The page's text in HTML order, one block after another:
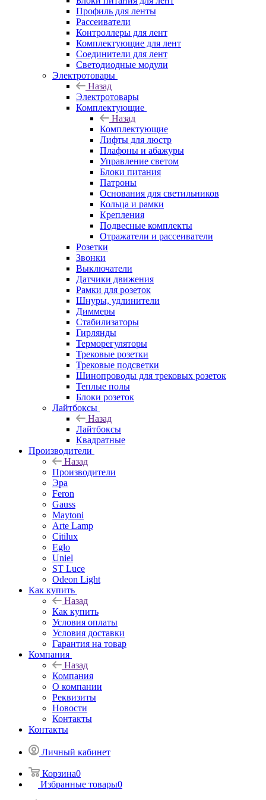
Профиль для ленты
Рассеиватели
Контроллеры для лент
Комплектующие для лент
Соединители для лент
Светодиодные модули
Электротовары
Назад
Электротовары
Комплектующие
Назад
Комплектующие
Лифты для люстр
Плафоны и абажуры
Управление светом
Блоки питания
Патроны
Основания для светильников
Кольца и рамки
Крепления
Подвесные комплекты
Отражатели и рассеиватели
Розетки
Звонки
Выключатели
Датчики движения
Рамки для розеток
Шнуры, удлинители
Диммеры
Стабилизаторы
Гирлянды
Терморегуляторы
Трековые розетки
Трековые подсветки
Шинопроводы для трековых розеток
Теплые полы
Блоки розеток
Лайтбоксы
Назад
Лайтбоксы
Квадратные
Производители
Назад
Производители
Эра
Feron
Gauss
Maytoni
Arte Lamp
Citilux
Eglo
Uniel
ST Luce
Odeon Light
Как купить
Назад
Как купить
Условия оплаты
Условия доставки
Гарантия на товар
Компания
Назад
Компания
О компании
Реквизиты
Новости
Контакты
Контакты
Личный кабинет
Корзина0
Избранные товары0